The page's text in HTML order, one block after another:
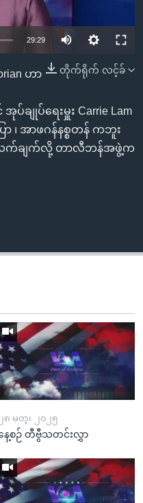
29:29
တိုက်ရိုက် လင့်ခ်
ဟာ
ချုပ်ရေးမှူး Carrie Lam
၊ အာဖဂန်နစ္စတန် ကဘူး
က်ချက်လို့ တာလီဘန်အဖွဲ့က
၂၈ မတ္၊ ၂၀၂၅
ေ့စဉ် တီဗွီသတင်းလွှာ